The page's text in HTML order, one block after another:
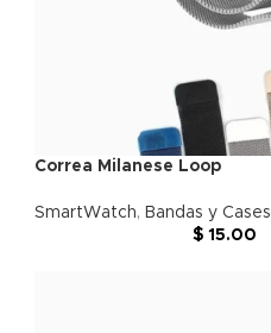
Correa Milanese Loop
SmartWatch, Bandas y Cases
$15.00